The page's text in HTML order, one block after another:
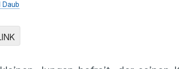
Daub